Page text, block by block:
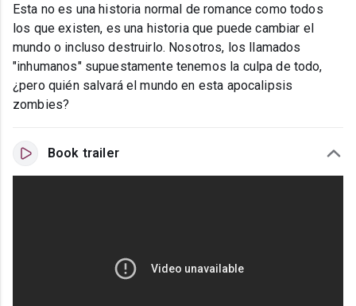
Esta no es una historia normal de romance como todos
los que existen, es una historia que puede cambiar el
mundo o incluso destruirlo. Nosotros, los llamados
"inhumanos" supuestamente tenemos la culpa de todo,
¿pero quién salvará el mundo en esta apocalipsis
zombies?
Book trailer